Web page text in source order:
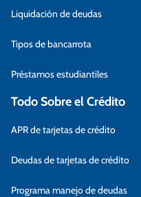
Liquidación de deudas
Tipos de bancarrota
Préstamos estudiantiles
Todo Sobre el Crédito
APR de tarjetas de crédito
Deudas de tarjetas de crédito
Programa manejo de deudas